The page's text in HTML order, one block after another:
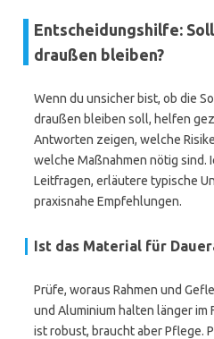
Entscheidungshilfe:
draußen bleiben?
Wenn du unsicher bist, ob die
draußen bleiben soll, helfen
Antworten zeigen, welche
welche Maßnahmen nötig sind.
Leitfragen, erläutere typische
praxisnahe Empfehlungen.
Ist das Material für
Prüfe, woraus Rahmen und
und Aluminium halten länger im
ist robust, braucht aber Pflege.